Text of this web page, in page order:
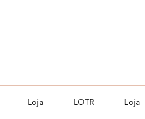
Loja LOTR Loja